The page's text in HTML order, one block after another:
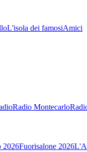
L'isola dei famosiAmici
Radio Montecarlo
2026Fuorisalone 2026